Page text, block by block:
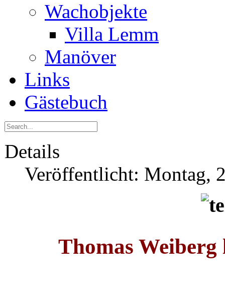
Wachobjekte
Villa Lemm
Manöver
Links
Gästebuch
Details
Veröffentlicht: Montag,
Thomas